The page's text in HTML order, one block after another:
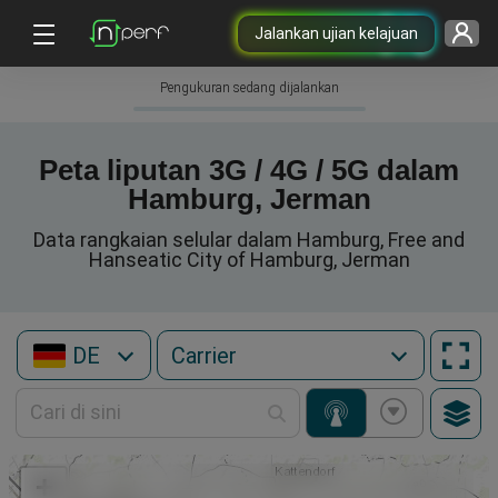
Jalankan ujian kelajuan
Pengukuran sedang dijalankan
Peta liputan 3G / 4G / 5G dalam
Hamburg, Jerman
Data rangkaian selular dalam Hamburg, Free and
Hanseatic City of Hamburg, Jerman
DE